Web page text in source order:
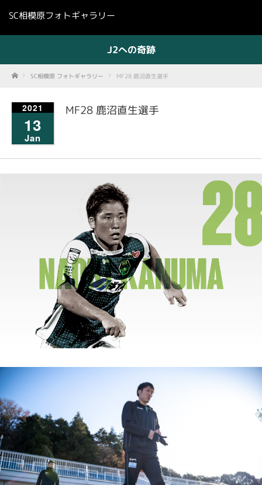
SC相模原フォトギャラリー
J2への奇跡
Home SC相模原 フォトギャラリー MF28 鹿沼直生選手
2021
13
Jan
MF28 鹿沼直生選手